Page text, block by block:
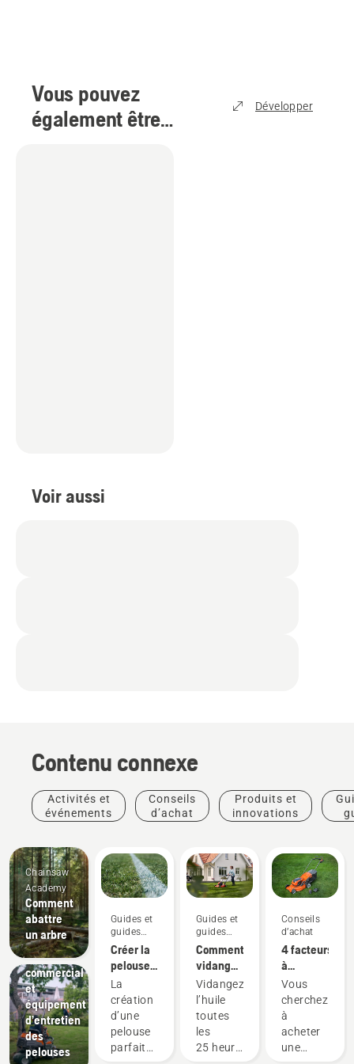
Vous pouvez
également être
Développer
Voir aussi
Contenu connexe
Activités et
événements
Conseils
d’achat
Produits et
innovations
Chainsaw
Academy
Comment
abattre
un arbre
Aménagement
paysager
Aménagement
paysager
commercial
et
équipement
d’entretien
des
pelouses
Guides et
guides
pratiques
Créer la
pelouse
parfaite
La
création
d’une
pelouse
parfaite
Produits
Guides et
guides
pratiques
Comment
vidanger
l’huile de
votre
tondeuse
Husqvarna
Vidangez
l’huile
toutes
les
25 heures
Conseils
d’achat
4 facteurs
à
prendre
en
considération
lors de
l’achat
Vous
cherchez
à
acheter
une